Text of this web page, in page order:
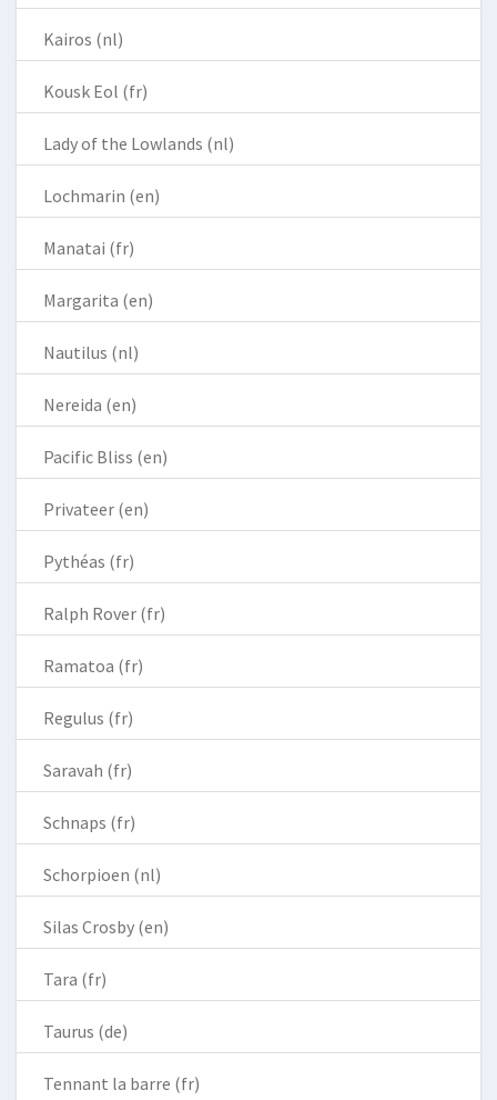
Kairos (nl)
Kousk Eol (fr)
Lady of the Lowlands (nl)
Lochmarin (en)
Manatai (fr)
Margarita (en)
Nautilus (nl)
Nereida (en)
Pacific Bliss (en)
Privateer (en)
Pythéas (fr)
Ralph Rover (fr)
Ramatoa (fr)
Regulus (fr)
Saravah (fr)
Schnaps (fr)
Schorpioen (nl)
Silas Crosby (en)
Tara (fr)
Taurus (de)
Tennant la barre (fr)